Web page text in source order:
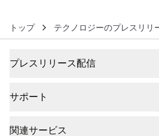
トップ テクノロジーのプレスリリ
プレスリリース配信
サポート
関連サービス